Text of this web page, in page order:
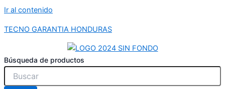
Ir al contenido
TECNO GARANTIA HONDURAS
Búsqueda de productos